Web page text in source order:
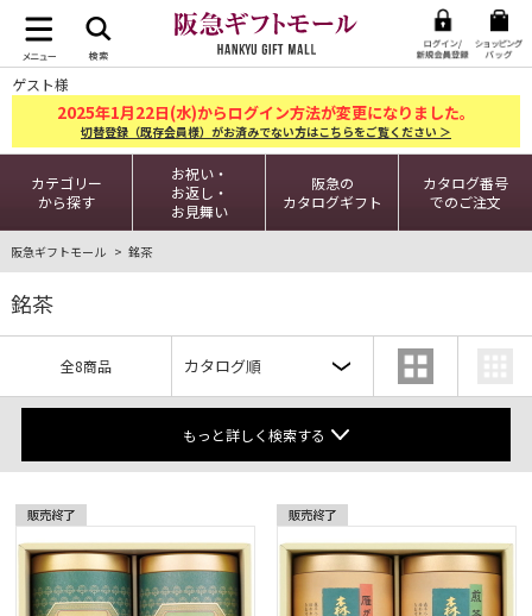
ゲスト様
2025年1月22日(水)からログイン方法が変更になりました。
切替登録（既存会員様）がお済みでない方はこちらをご覧ください ＞
カテゴリー
から探す
お祝い・
お返し・
お見舞い
阪急の
カタログギフト
カタログ番号
でのご注文
阪急ギフトモール 銘茶
銘茶
全8商品
もっと詳しく検索する